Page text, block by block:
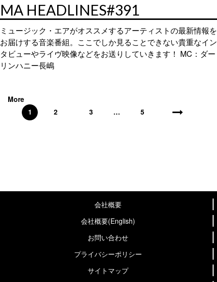
MA HEADLINES#391
ミュージック・エアがオススメするアーティストの最新情報を
お届けする音楽番組。ここでしか見ることできない貴重なイン
タビューやライヴ映像などをお送りしていきます！ MC：ダー
リンハニー長嶋
More
1
2 3 … 5
会社概要
会社概要(English)
お問い合わせ
プライバシーポリシー
サイトマップ